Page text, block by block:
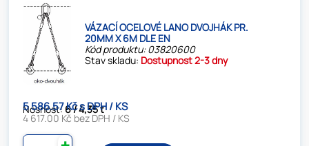
VÁZACÍ OCELOVÉ LANO DVOJHÁK PR.
20MM X 6M DLE EN
Kód produktu: 03820600
Stav skladu: Dostupnost 2-3 dny
Nosnost:6 / 4,35 t
5 586.57 Kč s DPH / KS
4 617.00 Kč bez DPH / KS